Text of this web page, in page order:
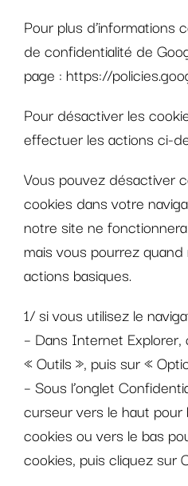
Pour plus d’informations
de confidentialité de
page : https://
Pour désactiver les
effectuer les actions ci-
Vous pouvez désactiver
cookies dans votre
notre site ne
mais vous pourrez
actions basiques.
1/ si vous utilisez le
– Dans Internet
« Outils », puis sur «
– Sous l’onglet
curseur vers le haut
cookies ou vers le bas
cookies, puis cliquez sur